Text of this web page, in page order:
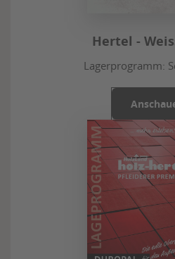
Hertel -
Lagerprogramm: